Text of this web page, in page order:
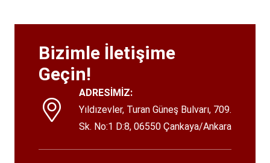
Bizimle İletişime
Geçin!
ADRESİMİZ:
Yıldızevler, Turan Güneş Bulvarı, 709.
Sk. No:1 D:8, 06550 Çankaya/Ankara